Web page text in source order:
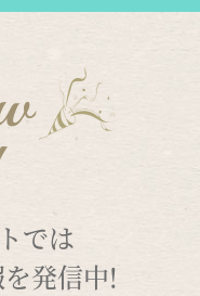
では
発信中!